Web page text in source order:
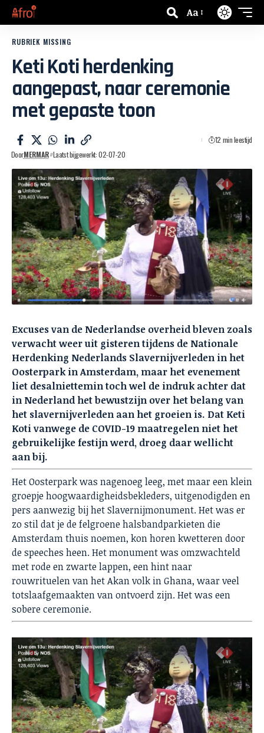
Aa
RUBRIEK MISSING
Keti Koti herdenking
aangepast, naar ceremonie
met gepaste toon
DoorMERMAR Laatst bijgewerkt: 02-07-20
12 min leestijd
Excuses van de Nederlandse overheid bleven zoals
verwacht weer uit gisteren tijdens de Nationale
Herdenking Nederlands Slavernijverleden in het
Oosterpark in Amsterdam, maar het evenement
liet desalniettemin toch wel de indruk achter dat
in Nederland het bewustzijn over het belang van
het slavernijverleden aan het groeien is. Dat Keti
Koti vanwege de COVID-19 maatregelen niet het
gebruikelijke festijn werd, droeg daar wellicht
aan bij.
Het Oosterpark was nagenoeg leeg, met maar een klein
groepje hoogwaardigheidsbekleders, uitgenodigden en
pers aanwezig bij het Slavernijmonument. Het was er
zo stil dat je de felgroene halsbandparkieten die
Amsterdam thuis noemen, kon horen kwetteren door
de speeches heen. Het monument was omzwachteld
met rode en zwarte lappen, een hint naar
rouwrituelen van het Akan volk in Ghana, waar veel
totslaafgemaakten van ontvoerd zijn. Het was een
sobere ceremonie.